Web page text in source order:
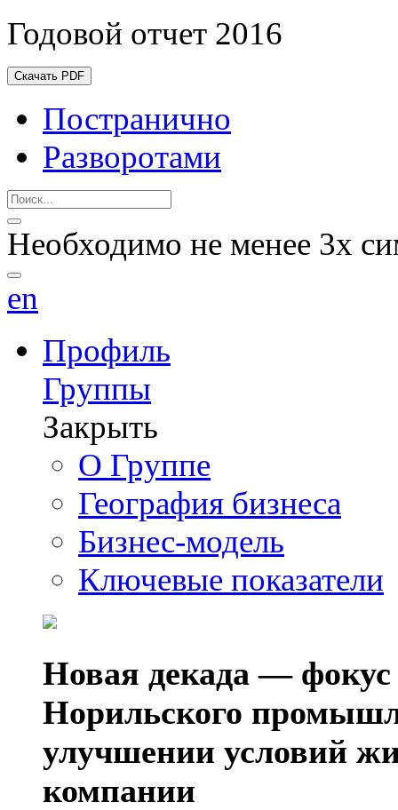
Годовой отчет 2016
Скачать PDF
Постранично
Разворотами
Необходимо не менее 3х
en
Профиль
Группы
Закрыть
О Группе
География бизнеса
Бизнес-модель
Ключевые показатели
Новая декада — фокус
Норильского
улучшении условий
компании